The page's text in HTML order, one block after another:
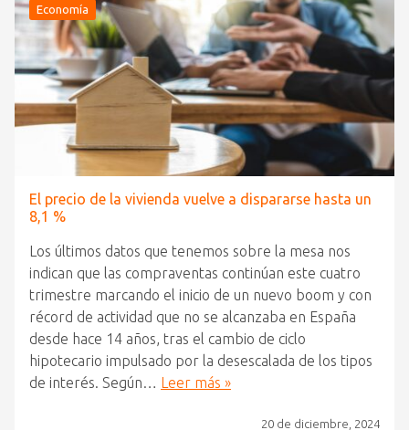
Economía
El precio de la vivienda vuelve a dispararse hasta un
8,1 %
Los últimos datos que tenemos sobre la mesa nos
indican que las compraventas continúan este cuatro
trimestre marcando el inicio de un nuevo boom y con
récord de actividad que no se alcanzaba en España
desde hace 14 años, tras el cambio de ciclo
hipotecario impulsado por la desescalada de los tipos
de interés. Según… Leer más »
20 de diciembre, 2024